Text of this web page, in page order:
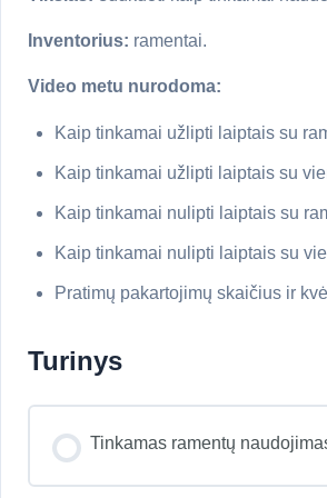
Inventorius: ramentai.
Video metu nurodoma:
Kaip tinkamai užlipti laiptais su
Kaip tinkamai užlipti laiptais su
Kaip tinkamai nulipti laiptais su
Kaip tinkamai nulipti laiptais su
Pratimų pakartojimų skaičius ir
Turinys
Tinkamas ramentų